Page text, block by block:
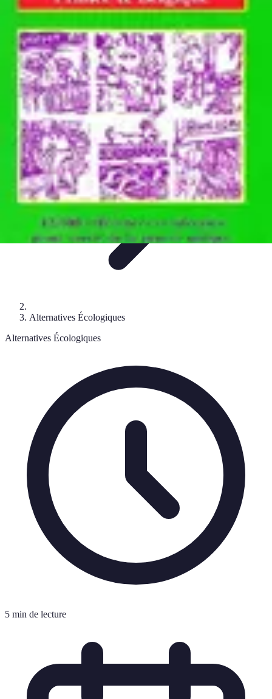
Toner Écologique
d'achatChoix et Comparaison
Toner Écologique
Alternatives Écologiques
Alternatives Écologiques
5 min de lecture